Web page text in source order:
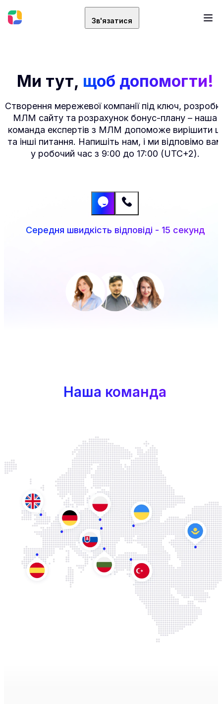
Зв'язатися
Ми тут, щоб допомогти!
Створення мережевої компанії під ключ,
МЛМ сайту та розрахунок бонус-плану – наша
команда експертів з МЛМ допоможе вирішити ці
та інші питання. Напишіть нам, і ми відповімо вам
у робочий час з 9:00 до 17:00 (UTC+2).
Середня швидкість відповіді - 15 секунд
Наша команда